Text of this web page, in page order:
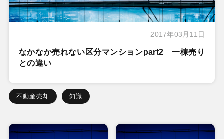
2017年03月11日
なかなか売れない区分マンションpart2 一棟売り
との違い
不動産売却 知識